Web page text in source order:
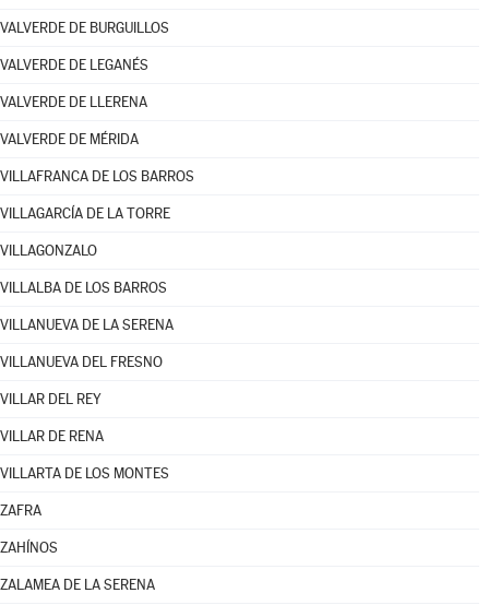
VALVERDE DE BURGUILLOS
VALVERDE DE LEGANÉS
VALVERDE DE LLERENA
VALVERDE DE MÉRIDA
VILLAFRANCA DE LOS BARROS
VILLAGARCÍA DE LA TORRE
VILLAGONZALO
VILLALBA DE LOS BARROS
VILLANUEVA DE LA SERENA
VILLANUEVA DEL FRESNO
VILLAR DEL REY
VILLAR DE RENA
VILLARTA DE LOS MONTES
ZAFRA
ZAHÍNOS
ZALAMEA DE LA SERENA